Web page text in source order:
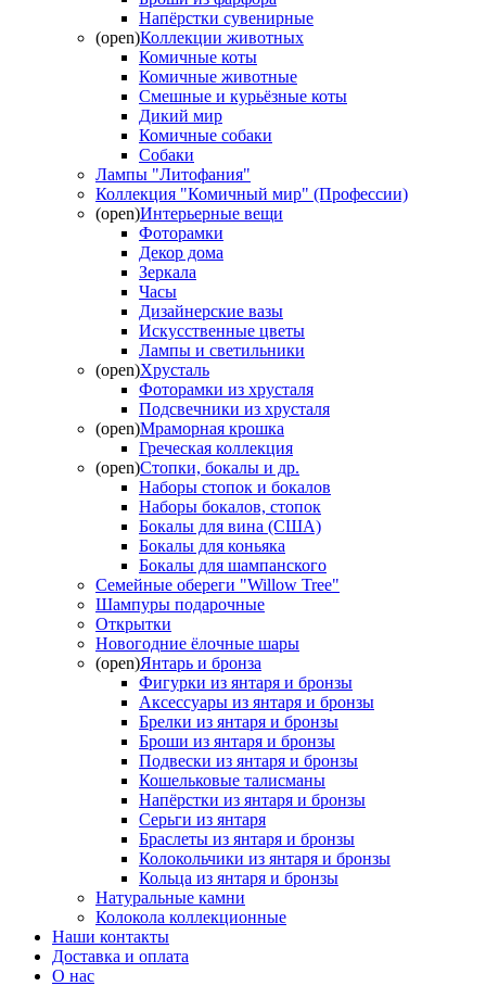
Напёрстки сувенирные
(open)Коллекции животных
Комичные коты
Комичные животные
Смешные и курьёзные коты
Дикий мир
Комичные собаки
Собаки
Лампы "Литофания"
Коллекция "Комичный мир" (Профессии)
(open)Интерьерные вещи
Фоторамки
Декор дома
Зеркала
Часы
Дизайнерские вазы
Искусственные цветы
Лампы и светильники
(open)Хрусталь
Фоторамки из хрусталя
Подсвечники из хрусталя
(open)Мраморная крошка
Греческая коллекция
(open)Стопки, бокалы и др.
Наборы стопок и бокалов
Наборы бокалов, стопок
Бокалы для вина (США)
Бокалы для коньяка
Бокалы для шампанского
Семейные обереги "Willow Tree"
Шампуры подарочные
Открытки
Новогодние ёлочные шары
(open)Янтарь и бронза
Фигурки из янтаря и бронзы
Аксессуары из янтаря и бронзы
Брелки из янтаря и бронзы
Броши из янтаря и бронзы
Подвески из янтаря и бронзы
Кошельковые талисманы
Напёрстки из янтаря и бронзы
Серьги из янтаря
Браслеты из янтаря и бронзы
Колокольчики из янтаря и бронзы
Кольца из янтаря и бронзы
Натуральные камни
Колокола коллекционные
Наши контакты
Доставка и оплата
О нас